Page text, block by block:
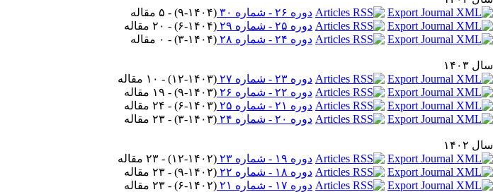
دوره ۲۶ - شماره ۳۰
(۹-۱۴۰۴) - ۵ مقاله
دوره ۲۵ - شماره ۲۹
(۶-۱۴۰۴) - ۲۰ مقاله
دوره ۲۴ - شماره ۲۸
(۳-۱۴۰۴) - ۰ مقاله
سال ۱۴۰۳
دوره ۲۳ - شماره ۲۷
(۱۲-۱۴۰۳) - ۱۰ مقاله
دوره ۲۲ - شماره ۲۶
(۹-۱۴۰۳) - ۱۹ مقاله
دوره ۲۱ - شماره ۲۵
(۶-۱۴۰۳) - ۲۴ مقاله
دوره ۲۰ - شماره ۲۴
(۳-۱۴۰۳) - ۲۳ مقاله
سال ۱۴۰۲
دوره ۱۹ - شماره ۲۳
(۱۲-۱۴۰۲) - ۲۳ مقاله
دوره ۱۸ - شماره ۲۲
(۹-۱۴۰۲) - ۲۳ مقاله
دوره ۱۷ - شماره ۲۱
(۶-۱۴۰۲) - ۲۳ مقاله